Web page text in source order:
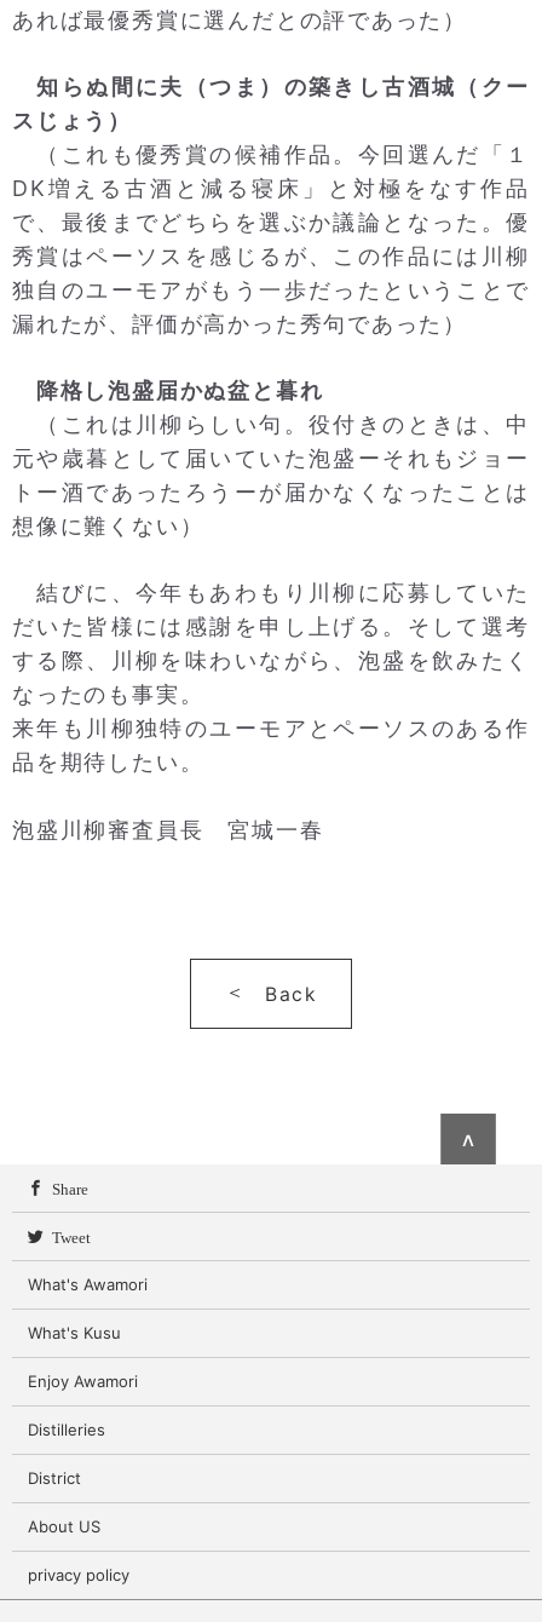
あれば最優秀賞に選んだとの評であった）
知らぬ間に夫（つま）の築きし古酒城（クー
スじょう）
（これも優秀賞の候補作品。今回選んだ「１
DK増える古酒と減る寝床」と対極をなす作品
で、最後までどちらを選ぶか議論となった。優
秀賞はペーソスを感じるが、この作品には川柳
独自のユーモアがもう一歩だったということで
漏れたが、評価が高かった秀句であった）
降格し泡盛届かぬ盆と暮れ
（これは川柳らしい句。役付きのときは、中
元や歳暮として届いていた泡盛ーそれもジョー
トー酒であったろうーが届かなくなったことは
想像に難くない）
結びに、今年もあわもり川柳に応募していた
だいた皆様には感謝を申し上げる。そして選考
する際、川柳を味わいながら、泡盛を飲みたく
なったのも事実。
来年も川柳独特のユーモアとペーソスのある作
品を期待したい。
泡盛川柳審査員長 宮城一春
Back
∧
Share
Tweet
What's Awamori
What's Kusu
Enjoy Awamori
Distilleries
District
About US
privacy policy